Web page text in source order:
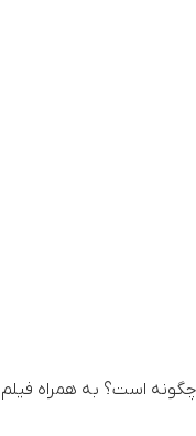
است؟ به همراه فیلم